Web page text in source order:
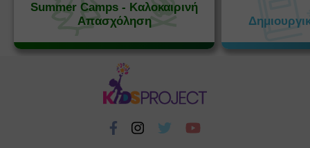
Summer Camps - Καλοκαιρινή
Απασχόληση